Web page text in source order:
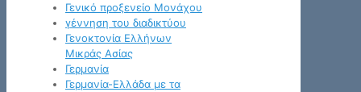
Γενικό προξενείο Μονάχου
γέννηση του διαδικτύου
Γενοκτονία Ελλήνων
Μικράς Ασίας
Γερμανία
Γερμανία-Ελλάδα με τα